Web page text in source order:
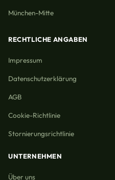
München-Mitte
RECHTLICHE ANGABEN
Impressum
Datenschutzerklärung
AGB
Cookie-Richtlinie
Stornierungsrichtlinie
UNTERNEHMEN
Über uns